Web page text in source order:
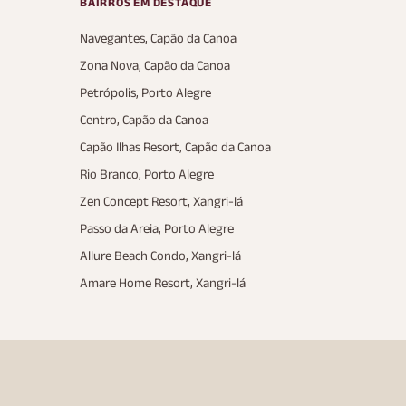
Navegantes, Capão da Canoa
Zona Nova, Capão da Canoa
Petrópolis, Porto Alegre
Centro, Capão da Canoa
Capão Ilhas Resort, Capão da Canoa
Rio Branco, Porto Alegre
Zen Concept Resort, Xangri-lá
Passo da Areia, Porto Alegre
Allure Beach Condo, Xangri-lá
Amare Home Resort, Xangri-lá